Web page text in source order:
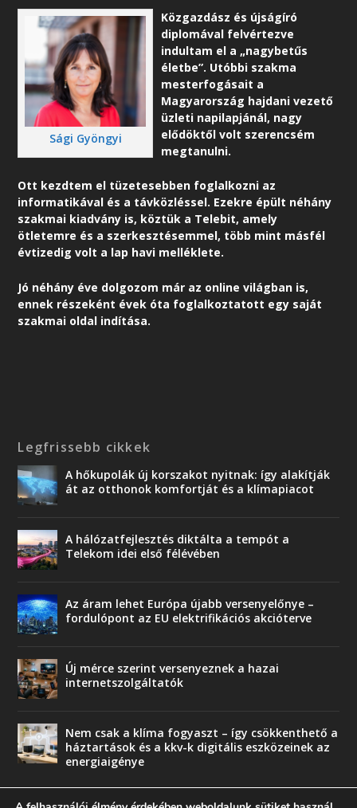
Sági Gyöngyi
Közgazdász és újságíró
diplomával felvértezve
indultam el a „nagybetűs
életbe”. Utóbbi szakma
mesterfogásait a
Magyarország hajdani vezető
üzleti napilapjánál, nagy
elődöktől volt szerencsém
megtanulni.
Ott kezdtem el tüzetesebben foglalkozni az
informatikával és a távközléssel. Ezekre épült néhány
szakmai kiadvány is, köztük a Telebit, amely
ötletemre és a szerkesztésemmel, több mint másfél
évtizedig volt a lap havi melléklete.
Jó néhány éve dolgozom már az online világban is,
ennek részeként évek óta foglalkoztatott egy saját
szakmai oldal indítása.
Legfrissebb cikkek
A hőkupolák új korszakot nyitnak: így alakítják
át az otthonok komfortját és a klímapiacot
A hálózatfejlesztés diktálta a tempót a
Telekom idei első félévében
Az áram lehet Európa újabb versenyelőnye –
fordulópont az EU elektrifikációs akcióterve
Új mérce szerint versenyeznek a hazai
internetszolgáltatók
Nem csak a klíma fogyaszt – így csökkenthető a
háztartások és a kkv-k digitális eszközeinek az
energiaigénye